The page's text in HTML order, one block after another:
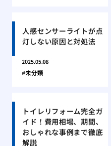
人感センサーライトが点
灯しない原因と対処法
2025.05.08
未分類
トイレリフォーム完全ガ
イド！費用相場、期間、
おしゃれな事例まで徹底
解説